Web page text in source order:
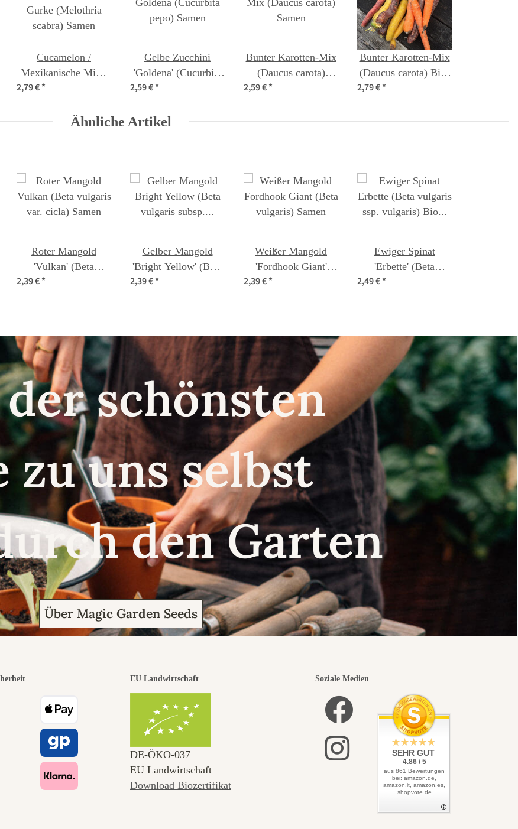
Cucamelon /
Mexikanische Mini-
Gurke (Melothria
2,79 €*
Gelbe Zucchini
'Goldena' (Cucurbita
pepo) Samen
2,59 €*
Bunter Karotten-Mix
(Daucus carota)
2,59 €*
Bunter Karotten-Mix
(Daucus carota) Bio-
2,79 €*
Ähnliche Artikel
Roter Mangold
'Vulkan' (Beta
vulgaris var. cicla)
2,39 €*
Gelber Mangold
'Bright Yellow' (Beta
vulgaris subsp.
2,39 €*
Weißer Mangold
'Fordhook Giant'
(Beta vulgaris)
2,39 €*
Ewiger Spinat
'Erbette' (Beta
vulgaris ssp. vulgaris)
2,49 €*
der schönsten
zu uns selbst
den Garten
Über Magic Garden Seeds
EU Landwirtschaft
DE‑ÖKO‑037
EU Landwirtschaft
Download Biozertifikat
Soziale Medien
SEHR GUT
4.86 / 5
aus 861 Bewertungen
bei: amazon.de,
amazon.it, amazon.es,
shopvote.de